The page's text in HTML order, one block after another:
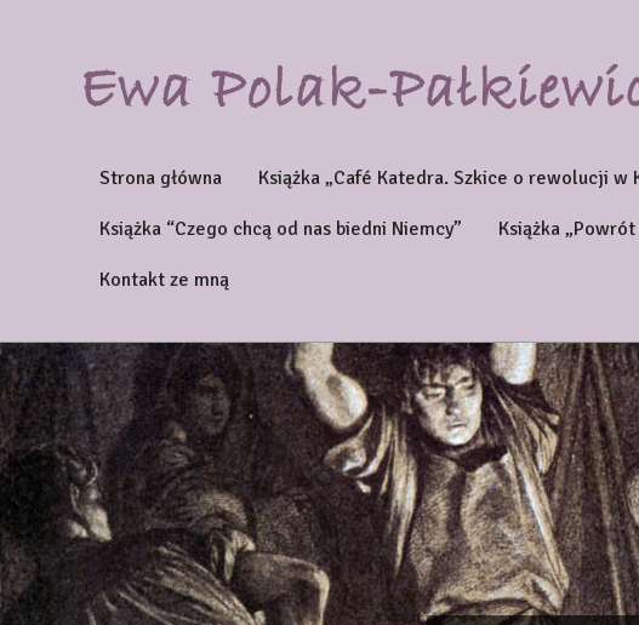
Strona główna Książka „Café Katedra. Szkice o rewolucji w
Książka “Czego chcą od nas biedni Niemcy” Książka
Kontakt ze mną